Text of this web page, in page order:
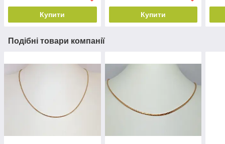
Купити Купити
Подібні товари компанії